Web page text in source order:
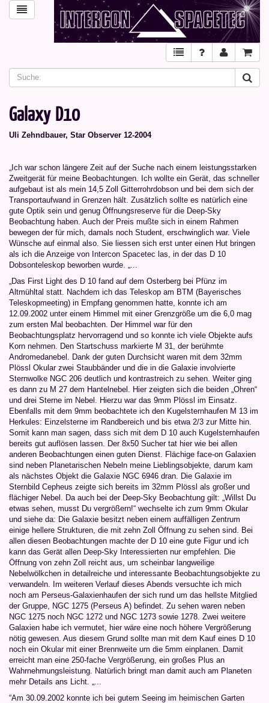
Galaxy D10
Uli Zehndbauer, Star Observer 12-2004
„Ich war schon längere Zeit auf der Suche nach einem leistungsstarken
Zweitgerät für meine Beobachtungen. Ich wollte ein Gerät, das schneller
aufgebaut ist als mein 14,5 Zoll Gitterrohrdobson und bei dem sich der
Transportaufwand in Grenzen hält. Zusätzlich sollte es natürlich eine
gute Optik sein und genug Öffnungsreserve für die Deep-Sky
Beobachtung haben. Auch der Preis mußte sich in einem Rahmen
bewegen der für mich, damals noch Student, erschwinglich war. Viele
Wünsche auf einmal also. Sie liessen sich erst unter einen Hut bringen
als ich die Anzeige von Intercon Spacetec las, in der das D 10
Dobsonteleskop beworben wurde. „...
„Das First Light des D 10 fand auf dem Osterberg bei Pfünz im
Altmühltal statt. Nachdem ich das Teleskop am BTM (Bayerisches
Teleskopmeeting) in Empfang genommen hatte, konnte ich am
12.09.2002 unter einem Himmel mit einer Grenzgröße um die 6,0 mag
zum ersten Mal beobachten. Der Himmel war für den
Beobachtungsplatz hervorragend und so konnte ich viele Objekte aufs
Korn nehmen. Den Startschuss markierte M 31, der berühmte
Andromedanebel. Dank der guten Durchsicht waren mit dem 32mm
Plössl Okular zwei Staubbänder und die in die Galaxie involvierte
Sternwolke NGC 206 deutlich und kontrastreich zu sehen. Weiter ging
es dann zu M 27 dem Hantelnebel. Hier zeigten sich die beiden „Ohren“
und drei Sterne im Nebel. Hierzu war das 9mm Plössl im Einsatz.
Ebenfalls mit dem 9mm beobachtete ich den Kugelsternhaufen M 13 im
Herkules: Einzelsterne im Randbereich und bis etwa 2/3 zur Mitte hin.
Somit kann man sagen, dass sich mit dem D 10 auch Kugelsternhaufen
bereits gut auflösen lassen. Der 8x50 Sucher tat hier wie bei allen
anderen Beobachtungen einen guten Dienst. Flächige face-on Galaxien
sind neben Planetarischen Nebeln meine Lieblingsobjekte, darum kam
als nächstes Objekt die Galaxie NGC 6946 dran. Die Galaxie im
Sternbild Cepheus zeigte sich bereits im 32mm Plössl als großer und
flächiger Nebel. Da auch bei der Deep-Sky Beobachtung gilt: „Willst Du
etwas sehen, musst Du vergrößern!“ wechselte ich zum 9mm Okular
und siehe da: Die Galaxie besitzt neben einem auffälligen Zentrum
einige hellere Strukturen, die mit zehn Zoll Öffnung zu sehen sind. Bei
allen diesen Beobachtungen machte der D 10 eine gute Figur und ich
kann das Gerät allen Deep-Sky Interessierten nur empfehlen. Die
Öffnung von zehn Zoll reicht aus, um scheinbar langweilige
Nebelwölkchen in detailreiche und interessante Beobachtungsobjekte zu
verwandeln. Im weiteren Verlauf dieses Abends versuchte ich mich
noch am Perseus-Galaxienhaufen der sich rund um das hellste Mitglied
der Gruppe, NGC 1275 (Perseus A) befindet. Zu sehen waren neben
NGC 1275 noch NGC 1272 und NGC 1273 sowie 1278. Zwei weitere
Galaxien habe ich vermutet, hier wäre eine noch höhere Vergrößerung
nötig gewesen. Aus diesem Grund sollte man mit dem Kauf eines D 10
noch ein Okular mit einer Brennweite um die 5mm einplanen. Damit
erreicht man eine 250-fache Vergrößerung, ein großes Plus an
Wahrnehmungsleistung. Natürlich bringt man damit auch am Planeten
mehr Details ans Licht. „...
“Am 30.09.2002 konnte ich bei gutem Seeing im heimischen Garten